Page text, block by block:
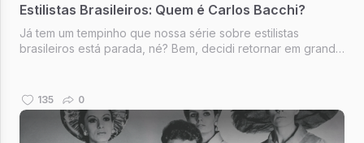
Estilistas Brasileiros: Quem é Carlos Bacchi?
Já tem um tempinho que nossa série sobre estilistas
brasileiros está parada, né? Bem, decidi retornar em grande
por Carlos Bacchi é pra poucos.
135 0